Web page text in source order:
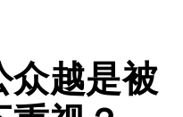
众越是被